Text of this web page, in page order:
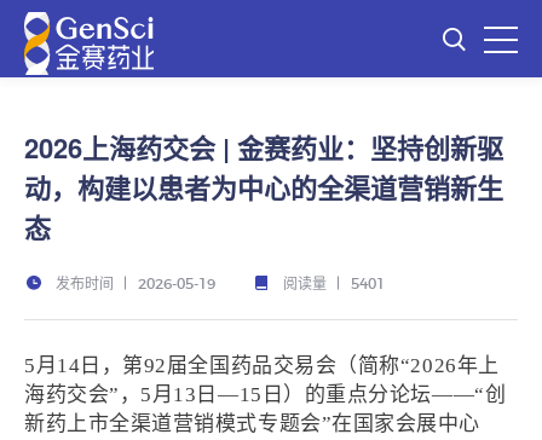
2026上海药交会 | 金赛药业：坚持创新驱
动，构建以患者为中心的全渠道营销新生
态
发布时间 2026-05-19 阅读量 5401
5月14日，第92届全国药品交易会（简称“2026年上
海药交会”，5月13日—15日）的重点分论坛——“创
新药上市全渠道营销模式专题会”在国家会展中心